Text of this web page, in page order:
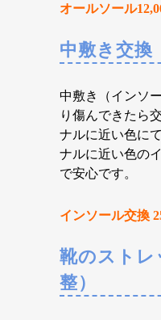
オールソール
中敷き交換
中敷き（インソ
り傷んできたら
ナルに近い色に
ナルに近い色の
で安心です。
インソール交換
靴のストレ
整）